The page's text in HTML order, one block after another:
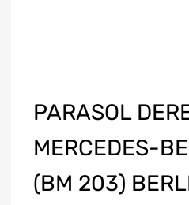
PARASOL
MERCEDES-
(BM 203)